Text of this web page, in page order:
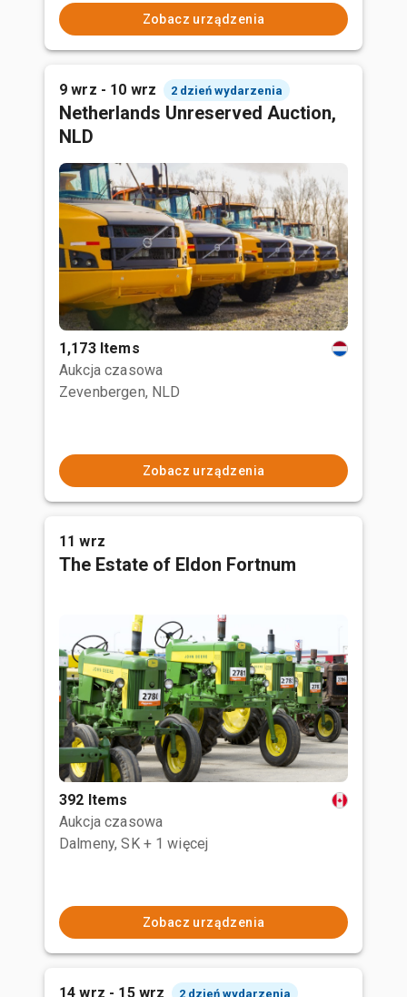
Zobacz urządzenia
9 wrz - 10 wrz 2 dzień wydarzenia
Netherlands Unreserved Auction,
NLD
1,173 Items
Aukcja czasowa
Zevenbergen, NLD
Zobacz urządzenia
11 wrz
The Estate of Eldon Fortnum
392 Items
Aukcja czasowa
Dalmeny, SK + 1 więcej
Zobacz urządzenia
14 wrz - 15 wrz 2 dzień wydarzenia